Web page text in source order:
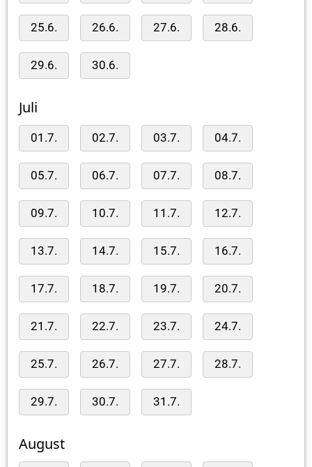
25.6. 26.6. 27.6. 28.6.
29.6. 30.6.
Juli
01.7. 02.7. 03.7. 04.7.
05.7. 06.7. 07.7. 08.7.
09.7. 10.7. 11.7. 12.7.
13.7. 14.7. 15.7. 16.7.
17.7. 18.7. 19.7. 20.7.
21.7. 22.7. 23.7. 24.7.
25.7. 26.7. 27.7. 28.7.
29.7. 30.7. 31.7.
August